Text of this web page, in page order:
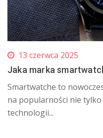
13 czerwca 2025
Jaka marka
Smartwatche to
na popularności nie
technologii...